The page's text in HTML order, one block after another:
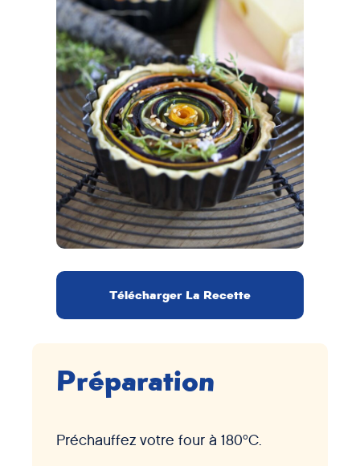
Télécharger La Recette
Préparation
Préchauffez votre four à 180°C.